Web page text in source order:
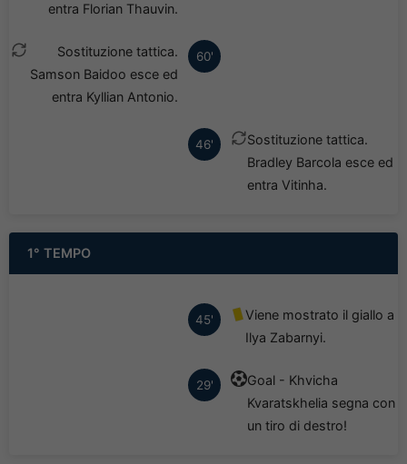
entra Florian Thauvin.
60'
Sostituzione tattica.
Samson Baidoo esce ed
entra Kyllian Antonio.
46'
Sostituzione tattica.
Bradley Barcola esce ed
entra Vitinha.
1° TEMPO
45'
Viene mostrato il giallo a
Ilya Zabarnyi.
29'
Goal - Khvicha
Kvaratskhelia segna con
un tiro di destro!